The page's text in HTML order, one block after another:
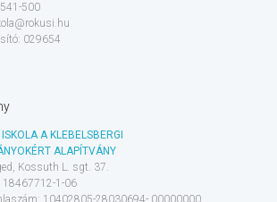
500
029654
A KLEBELSBERGI
ALAPÍTVÁNY
Kossuth L. sgt. 37.
18467712-1-06